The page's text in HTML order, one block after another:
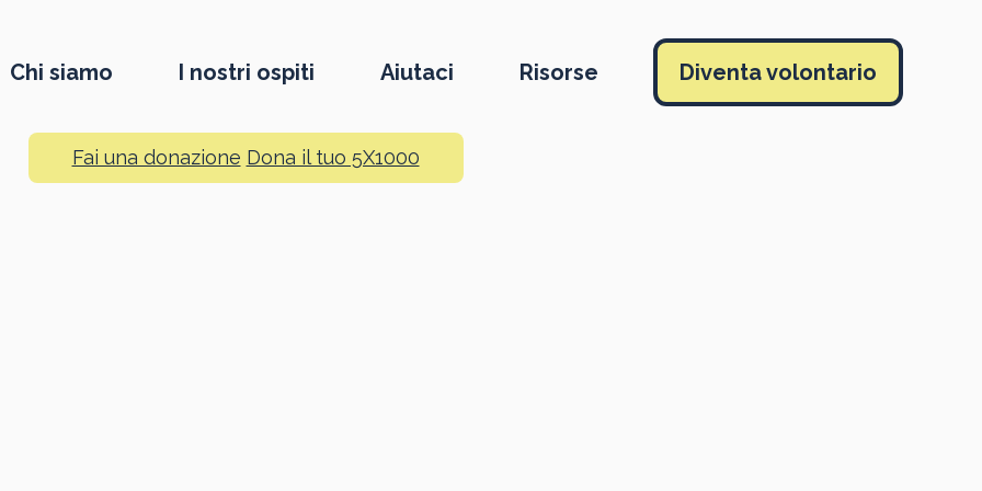
Chi siamo I nostri ospiti Aiutaci Risorse Diventa volontario
Fai una donazione Dona il tuo 5X1000